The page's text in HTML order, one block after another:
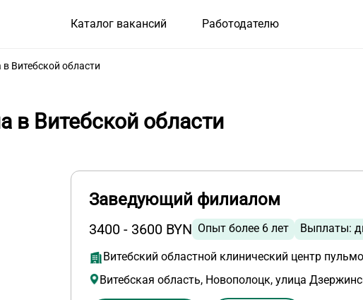
Каталог вакансий Работодателю
Витебской области
в Витебской области
Заведующий филиалом
3400 - 3600 BYN Опыт более 6 лет Выплаты:
Витебский областной клинический центр
Витебская область, Новополоцк, улица